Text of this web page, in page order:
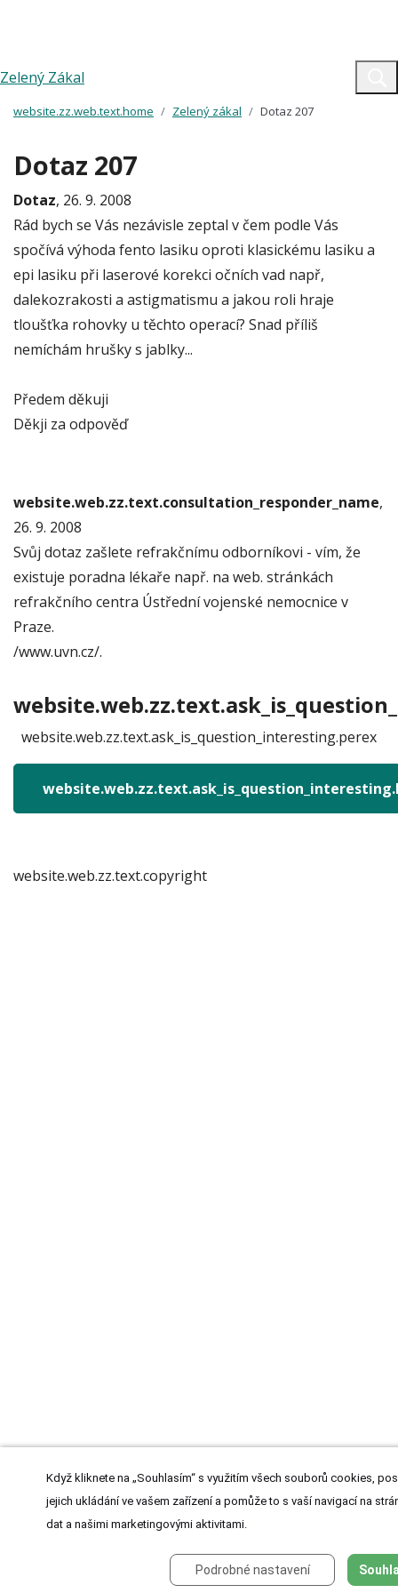
Zelený Zákal
website.zz.web.text.home Zelený zákal Dotaz 207
Dotaz 207
Dotaz, 26. 9. 2008
Rád bych se Vás nezávisle zeptal v čem podle Vás
spočívá výhoda fento lasiku oproti klasickému lasiku a
epi lasiku při laserové korekci očních vad např,
dalekozrakosti a astigmatismu a jakou roli hraje
tloušťka rohovky u těchto operací? Snad příliš
nemíchám hrušky s jablky...
Předem děkuji
Děkji za odpověď
website.web.zz.text.consultation_responder_name,
26. 9. 2008
Svůj dotaz zašlete refrakčnímu odborníkovi - vím, že
existuje poradna lékaře např. na web. stránkách
refrakčního centra Ústřední vojenské nemocnice v
Praze.
/www.uvn.cz/.
website.web.zz.text.ask_is_question_interesting.perex
website.web.zz.text.copyright
Když kliknete na „Souhlasím“ s využitím všech souborů cookies,
jejich ukládání ve vašem zařízení a pomůže to s vaší navigací na
dat a našimi marketingovými aktivitami.
Podrobné nastavení